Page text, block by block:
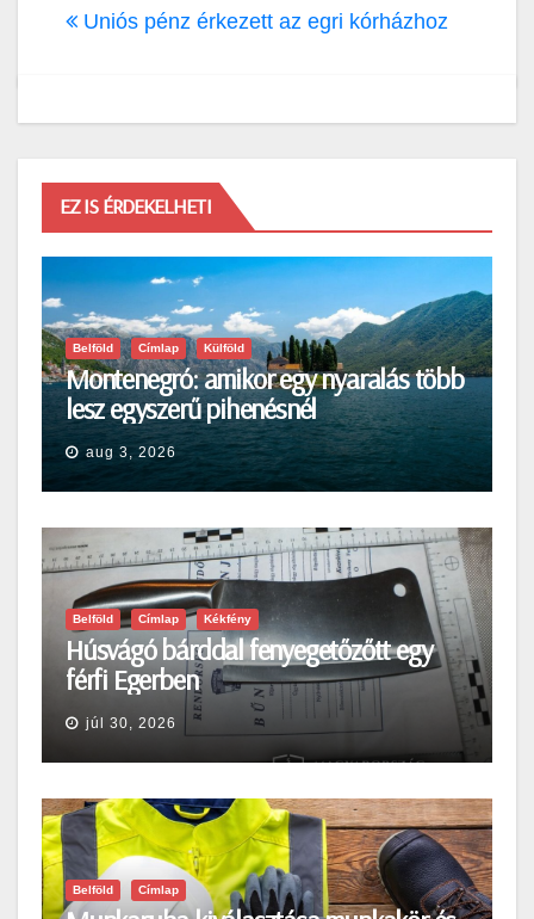
Uniós pénz érkezett az egri kórházhoz
EZ IS ÉRDEKELHETI
Belföld Címlap Külföld
Montenegró: amikor egy nyaralás több
lesz egyszerű pihenésnél
aug 3, 2026
Belföld Címlap Kékfény
Húsvágó bárddal fenyegetőzőtt egy
férfi Egerben
júl 30, 2026
Belföld Címlap